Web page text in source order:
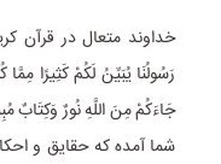
خداوند متعال در قرآن
رَسُولُنَا یُبَیِّنُ لَکُمْ کَثِیرًا
جَاءَکُمْ مِنَ اللَّهِ نُورٌ وَکِتَابٌ
شما آمده که حقایق و